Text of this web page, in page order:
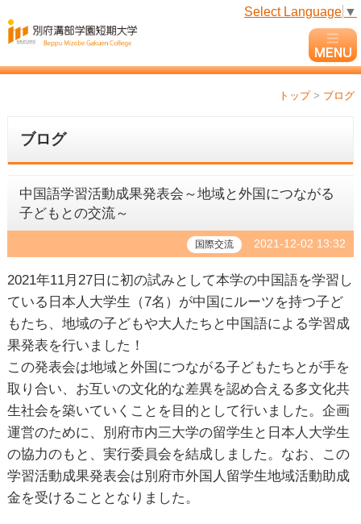
Select Language ▼
トップ > ブログ
ブログ
中国語学習活動成果発表会～地域と外国につながる
子どもとの交流～
国際交流 2021-12-02 13:32
2021年11月27日に初の試みとして本学の中国語を学習し
ている日本人大学生（7名）が中国にルーツを持つ子ど
もたち、地域の子どもや大人たちと中国語による学習成
果発表を行いました！
この発表会は地域と外国につながる子どもたちとが手を
取り合い、お互いの文化的な差異を認め合える多文化共
生社会を築いていくことを目的として行いました。企画
運営のために、別府市内三大学の留学生と日本人大学生
の協力のもと、実行委員会を結成しました。なお、この
学習活動成果発表会は別府市外国人留学生地域活動助成
金を受けることとなりました。